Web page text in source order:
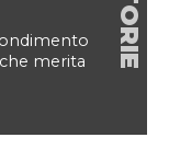
merita